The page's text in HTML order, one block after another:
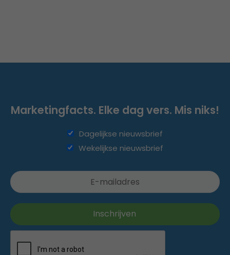
Marketingfacts. Elke dag vers. Mis niks!
Dagelijkse nieuwsbrief
Wekelijkse nieuwsbrief